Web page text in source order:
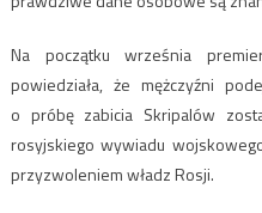
Na początku września
powiedziała, że mężczyźni
o próbę zabicia Skripalów
rosyjskiego wywiadu
przyzwoleniem władz Rosji.